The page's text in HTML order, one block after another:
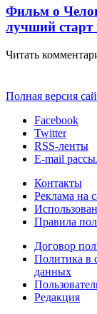
Фильм о
лучший старт
Читать
Полная версия
Facebook
Twitter
RSS-ленты
E-mail
Контакты
Реклама на
Правила
Договор
Политика в
данных
Редакция